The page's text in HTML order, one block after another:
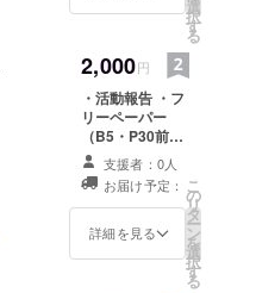
やiPhone用な
ど。） をお送り
します。
選
択
す
る
2,000円
・活動報告 ・フ
リーペーパー
（B5・P30前
後・中綴じホチ
キス留め・オー
ルカラー。アメ
リカのキス写真
や投稿されたキ
支援者：0人
お届け予定：
詳細を見る
こ
の
リ
タ
ー
ン
を
選
択
す
る